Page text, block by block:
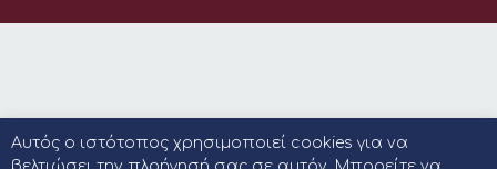
Αυτός ο ιστότοπος χρησιμοποιεί cookies για να